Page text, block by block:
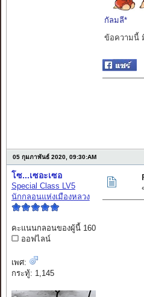
กัลมลี*
ข้อความนี้
05 กุมภาพันธ์ 2020, 09:30:AM
โซ...เซอะเซอ
Special Class LV5
นักกลอนแห่งเมืองหลวง
คะแนนกลอนของผู้นี้ 160
ออฟไลน์
เพศ:
กระทู้: 1,145